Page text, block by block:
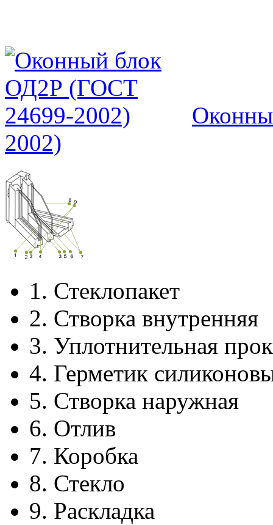
2002)
1. Стеклопакет
2. Створка внутренняя
3. Уплотнительная
4. Герметик
5. Створка наружная
6. Отлив
7. Коробка
8. Стекло
9. Раскладка